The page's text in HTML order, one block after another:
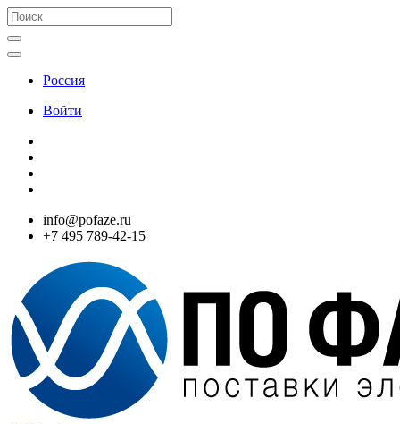
Россия
Войти
info@pofaze.ru
+7 495 789-42-15